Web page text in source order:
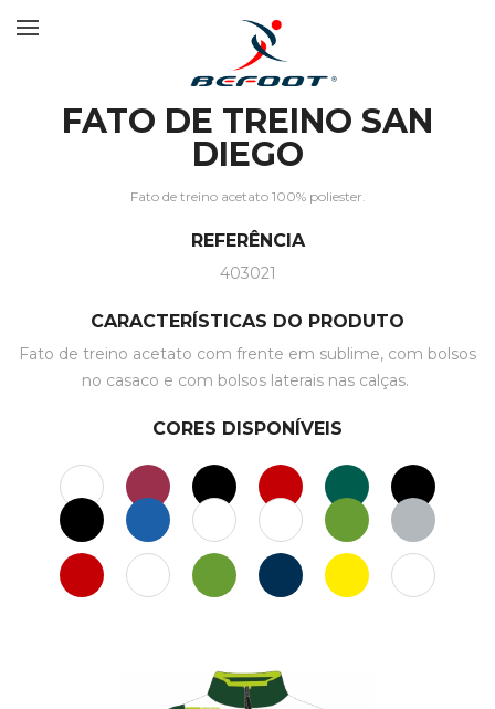
FATO DE TREINO SAN
DIEGO
Fato de treino acetato 100% poliester.
REFERÊNCIA
403021
CARACTERÍSTICAS DO PRODUTO
Fato de treino acetato com frente em sublime, com bolsos
no casaco e com bolsos laterais nas calças.
CORES DISPONÍVEIS